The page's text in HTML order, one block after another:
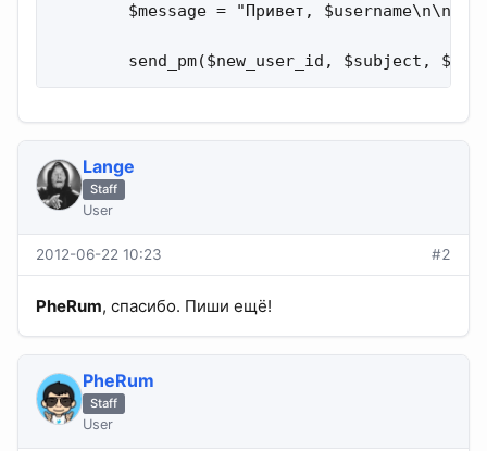
$message = "Привет, $username\n\n".
send_pm($new_user_id, $subject,
Lange
Staff
User
2012-06-22 10:23 #2
PheRum, спасибо. Пиши ещё!
PheRum
Staff
User